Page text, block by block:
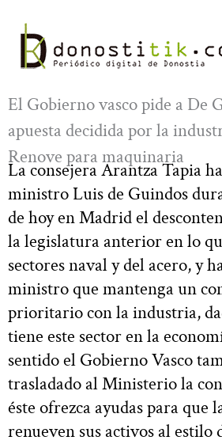
contenido
El Gobierno vasco pide a De
apuesta decidida por la
Renove para maquinaria
La consejera Arantza Tapia
ministro Luis de Guindos
de hoy en Madrid el
la legislatura anterior en lo
sectores naval y del acero, y
ministro que mantenga un
prioritario con la industria,
tiene este sector en la
sentido el Gobierno Vasco
trasladado al Ministerio la
éste ofrezca ayudas para que
renueven sus activos al estilo